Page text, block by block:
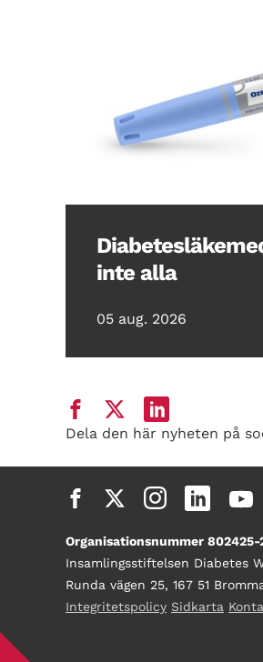
inte alla
05 aug. 2026
Dela den här nyheten på
Organisationsnummer 802425-
Insamlingsstiftelsen Diabetes
Runda vägen 25, 167 51
Integritetspolicy Sidkarta